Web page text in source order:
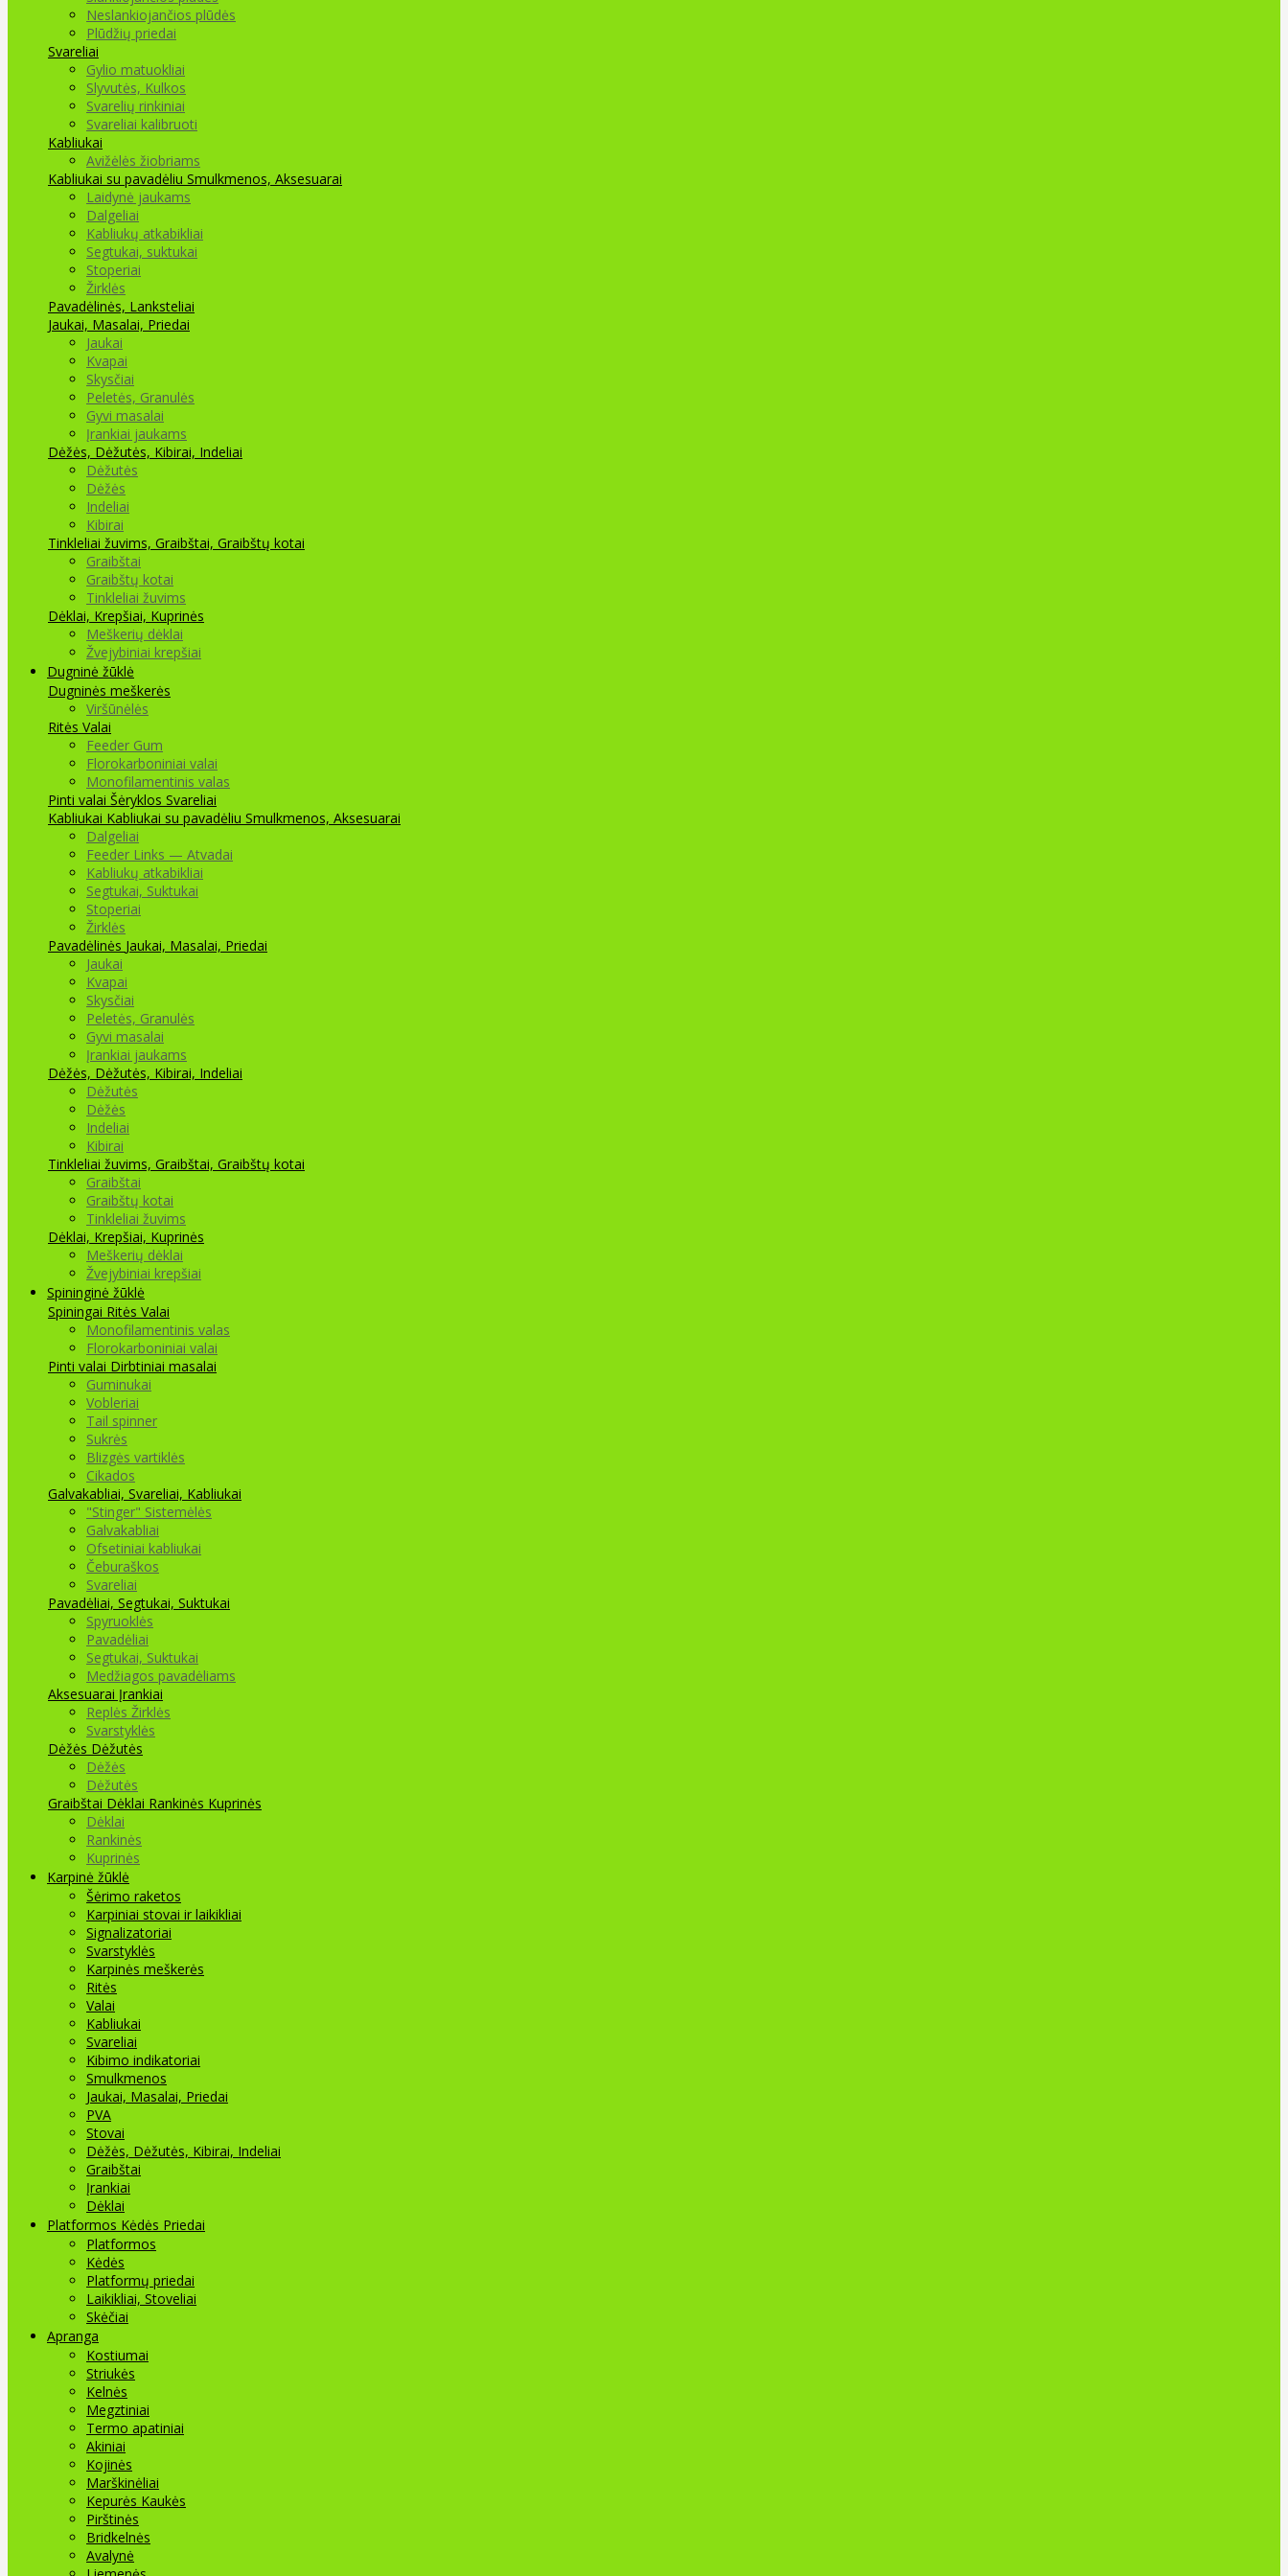
Neslankiojančios plūdės
Plūdžių priedai
Svareliai
Gylio matuokliai
Slyvutės, Kulkos
Svarelių rinkiniai
Svareliai kalibruoti
Kabliukai
Avižėlės žiobriams
Kabliukai su pavadėliu Smulkmenos, Aksesuarai
Laidynė jaukams
Dalgeliai
Kabliukų atkabikliai
Segtukai, suktukai
Stoperiai
Žirklės
Pavadėlinės, Lanksteliai
Jaukai, Masalai, Priedai
Jaukai
Kvapai
Skysčiai
Peletės, Granulės
Gyvi masalai
Įrankiai jaukams
Dėžės, Dėžutės, Kibirai, Indeliai
Dėžutės
Dėžės
Indeliai
Kibirai
Tinkleliai žuvims, Graibštai, Graibštų kotai
Graibštai
Graibštų kotai
Tinkleliai žuvims
Dėklai, Krepšiai, Kuprinės
Meškerių dėklai
Žvejybiniai krepšiai
Dugninė žūklė
Dugninės meškerės
Viršūnėlės
Ritės Valai
Feeder Gum
Florokarboniniai valai
Monofilamentinis valas
Pinti valai Šėryklos Svareliai
Kabliukai Kabliukai su pavadėliu Smulkmenos, Aksesuarai
Dalgeliai
Feeder Links — Atvadai
Kabliukų atkabikliai
Segtukai, Suktukai
Stoperiai
Žirklės
Pavadėlinės Jaukai, Masalai, Priedai
Jaukai
Kvapai
Skysčiai
Peletės, Granulės
Gyvi masalai
Įrankiai jaukams
Dėžės, Dėžutės, Kibirai, Indeliai
Dėžutės
Dėžės
Indeliai
Kibirai
Tinkleliai žuvims, Graibštai, Graibštų kotai
Graibštai
Graibštų kotai
Tinkleliai žuvims
Dėklai, Krepšiai, Kuprinės
Meškerių dėklai
Žvejybiniai krepšiai
Spininginė žūklė
Spiningai Ritės Valai
Monofilamentinis valas
Florokarboniniai valai
Pinti valai Dirbtiniai masalai
Guminukai
Vobleriai
Tail spinner
Sukrės
Blizgės vartiklės
Cikados
Galvakabliai, Svareliai, Kabliukai
"Stinger" Sistemėlės
Galvakabliai
Ofsetiniai kabliukai
Čeburaškos
Svareliai
Pavadėliai, Segtukai, Suktukai
Spyruoklės
Pavadėliai
Segtukai, Suktukai
Medžiagos pavadėliams
Aksesuarai Įrankiai
Replės Žirklės
Svarstyklės
Dėžės Dėžutės
Dėžės
Dėžutės
Graibštai Dėklai Rankinės Kuprinės
Dėklai
Rankinės
Kuprinės
Karpinė žūklė
Šėrimo raketos
Karpiniai stovai ir laikikliai
Signalizatoriai
Svarstyklės
Karpinės meškerės
Ritės
Valai
Kabliukai
Svareliai
Kibimo indikatoriai
Smulkmenos
Jaukai, Masalai, Priedai
PVA
Stovai
Dėžės, Dėžutės, Kibirai, Indeliai
Graibštai
Įrankiai
Dėklai
Platformos Kėdės Priedai
Platformos
Kėdės
Platformų priedai
Laikikliai, Stoveliai
Skėčiai
Apranga
Kostiumai
Striukės
Kelnės
Megztiniai
Termo apatiniai
Akiniai
Kojinės
Marškinėliai
Kepurės Kaukės
Pirštinės
Bridkelnės
Avalynė